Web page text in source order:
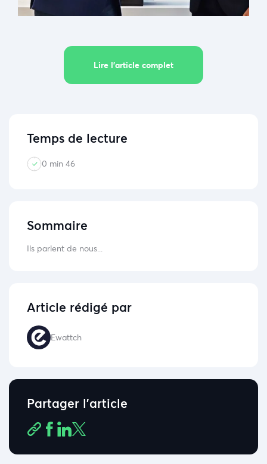
Lire l’article complet
Temps de lecture
0 min 46
Sommaire
Ils parlent de nous...
Article rédigé par
Ewattch
Partager l'article